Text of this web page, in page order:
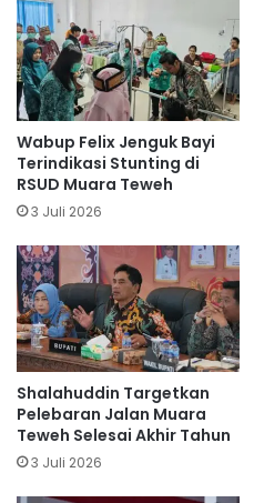
Wabup Felix Jenguk Bayi
Terindikasi Stunting di
RSUD Muara Teweh
3 Juli 2026
Shalahuddin Targetkan
Pelebaran Jalan Muara
Teweh Selesai Akhir Tahun
3 Juli 2026